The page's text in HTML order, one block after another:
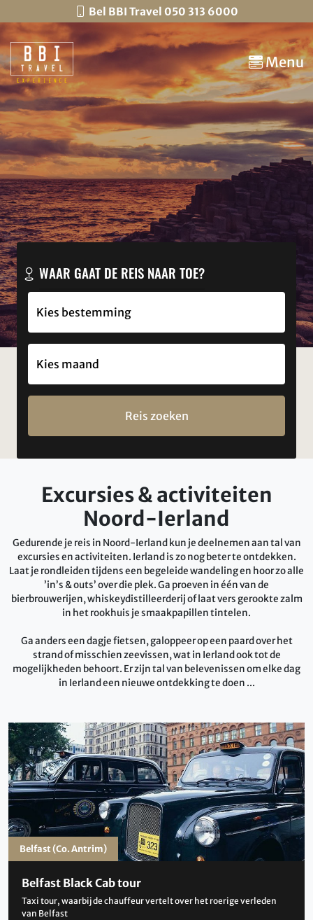
Bel BBI Travel 050 313 6000
Menu
WAAR GAAT DE REIS NAAR TOE?
Reis zoeken
Excursies & activiteiten
Noord-Ierland
Gedurende je reis in Noord-Ierland kun je deelnemen aan tal van
excursies en activiteiten. Ierland is zo nog beter te ontdekken.
Laat je rondleiden tijdens een begeleide wandeling en hoor zo alle
’in’s & outs’ over die plek. Ga proeven in één van de
bierbrouwerijen, whiskeydistilleerderij of laat vers gerookte zalm
in het rookhuis je smaakpapillen tintelen.
Ga anders een dagje fietsen, galoppeer op een paard over het
strand of misschien zeevissen, wat in Ierland ook tot de
mogelijkheden behoort. Er zijn tal van belevenissen om elke dag
in Ierland een nieuwe ontdekking te doen ...
Belfast Black Cab tour
Taxi tour, waarbij de chauffeur vertelt over het roerige verleden
van Belfast
Belfast (Co. Antrim)